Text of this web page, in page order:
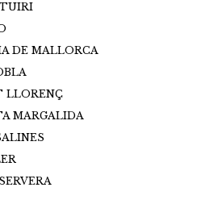
DE MALLORCA
MARGALIDA